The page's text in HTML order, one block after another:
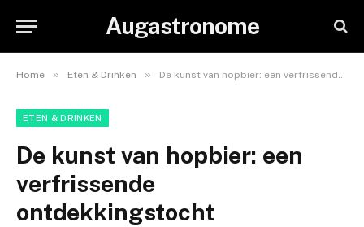
Augastronome
Home » Eten & Drinken » De kunst van hopbier: een verfrissende ontdekkingstocht
ETEN & DRINKEN
De kunst van hopbier: een
verfrissende
ontdekkingstocht